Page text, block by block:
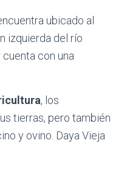
ubicado al
izquierda del río
cuenta con una
, los
tierras, pero también
y ovino. Daya Vieja